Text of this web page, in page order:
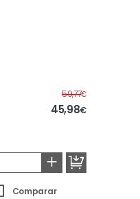
59,77€Antes
45,98€
+
Comparar